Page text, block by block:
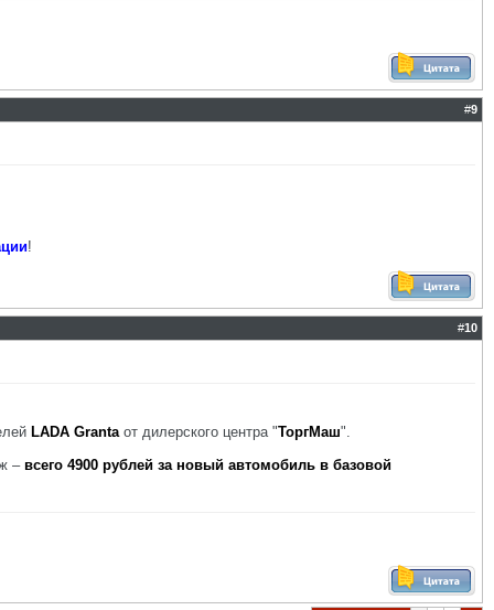
#9
!
#10
LADA Grantaот дилерского центра "ТоргМаш".
– всего 4900 рублей за новый автомобиль в базовой